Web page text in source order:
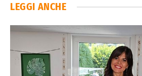
LEGGI ANCHE